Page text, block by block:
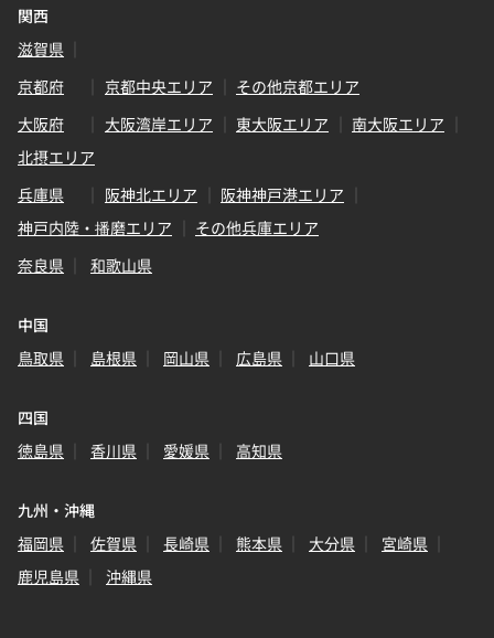
関西
滋賀県
京都府
京都中央エリア
その他京都エリア
大阪府
大阪湾岸エリア 東大阪エリア
南大阪エリア
北摂エリア
兵庫県
阪神北エリア
阪神神戸港エリア
神戸内陸・播磨エリア
その他兵庫エリア
奈良県
和歌山県
中国
鳥取県
島根県 岡山県 広島県 山口県
四国
徳島県
香川県 愛媛県 高知県
九州・沖縄
福岡県
佐賀県 長崎県 熊本県 大分県
宮崎県
鹿児島県
沖縄県